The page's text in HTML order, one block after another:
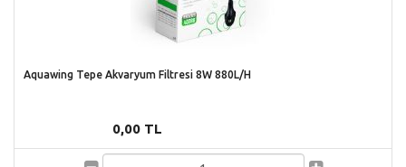
Aquawing Tepe Akvaryum Filtresi 8W 880L/H
0,00 TL